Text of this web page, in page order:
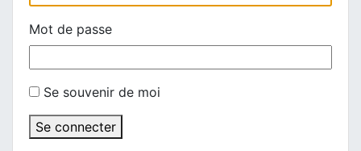
Mot de passe
Se souvenir de moi
Se connecter